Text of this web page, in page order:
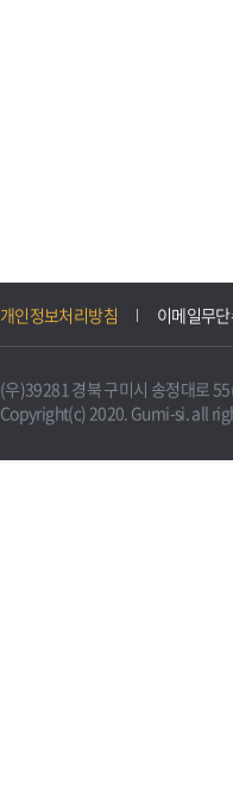
개인정보처리방침 이메일무
(우)39281 경북 구미시 송정대로
Copyright(c) 2020. Gumi-si. all